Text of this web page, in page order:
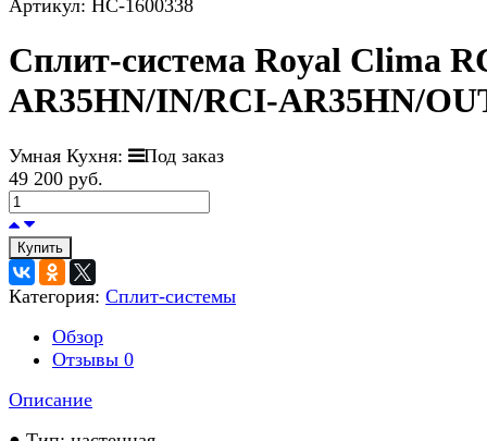
Артикул: НС-1600338
Сплит-система Royal Clima
AR35HN/IN/RCI-AR35HN/
Умная Кухня:
Под заказ
49 200 руб.
Купить
Категория: Сплит-системы
Обзор
Отзывы 0
Описание